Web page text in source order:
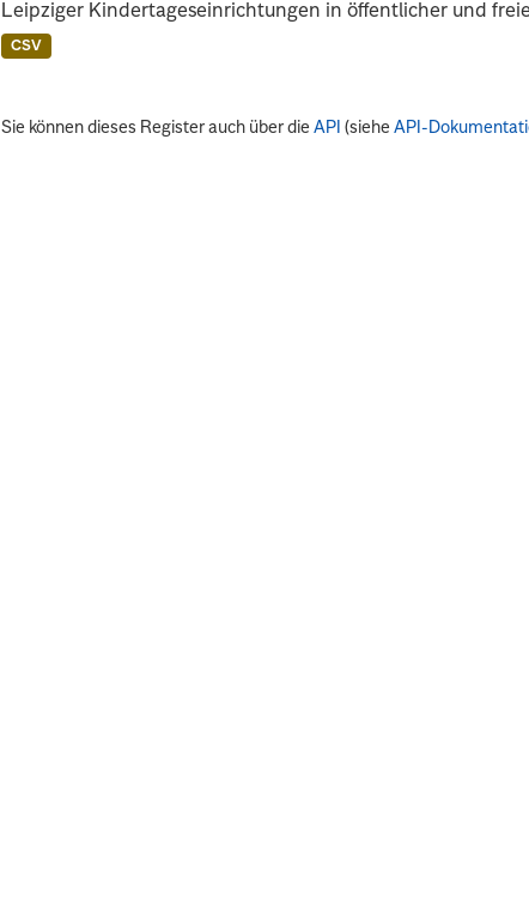
Leipziger Kindertageseinrichtungen in öffentlicher und
CSV
Sie können dieses Register auch über dieAPI (sieheAPI-